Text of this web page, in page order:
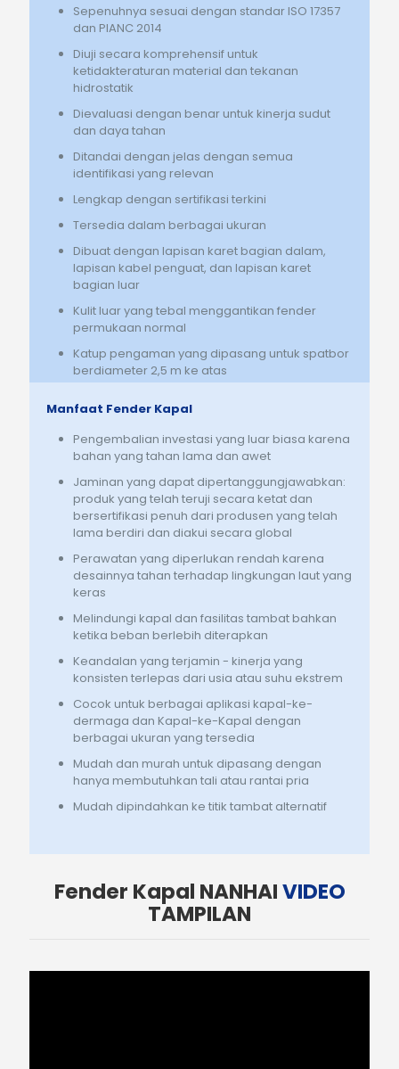
Sepenuhnya sesuai dengan standar ISO 17357
dan PIANC 2014
Diuji secara komprehensif untuk
ketidakteraturan material dan tekanan
hidrostatik
Dievaluasi dengan benar untuk kinerja sudut
dan daya tahan
Ditandai dengan jelas dengan semua
identifikasi yang relevan
Lengkap dengan sertifikasi terkini
Tersedia dalam berbagai ukuran
Dibuat dengan lapisan karet bagian dalam,
lapisan kabel penguat, dan lapisan karet
bagian luar
Kulit luar yang tebal menggantikan fender
permukaan normal
Katup pengaman yang dipasang untuk spatbor
berdiameter 2,5 m ke atas
Manfaat Fender Kapal
Pengembalian investasi yang luar biasa karena
bahan yang tahan lama dan awet
Jaminan yang dapat dipertanggungjawabkan:
produk yang telah teruji secara ketat dan
bersertifikasi penuh dari produsen yang telah
lama berdiri dan diakui secara global
Perawatan yang diperlukan rendah karena
desainnya tahan terhadap lingkungan laut yang
keras
Melindungi kapal dan fasilitas tambat bahkan
ketika beban berlebih diterapkan
Keandalan yang terjamin - kinerja yang
konsisten terlepas dari usia atau suhu ekstrem
Cocok untuk berbagai aplikasi kapal-ke-
dermaga dan Kapal-ke-Kapal dengan
berbagai ukuran yang tersedia
Mudah dan murah untuk dipasang dengan
hanya membutuhkan tali atau rantai pria
Mudah dipindahkan ke titik tambat alternatif
Fender Kapal NANHAIVIDEO
TAMPILAN